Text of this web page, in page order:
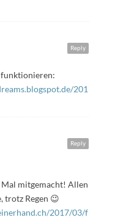
Reply
2017/03/
Reply
Mal mitgemacht! Allen
trotz Regen 😉
2017/03/